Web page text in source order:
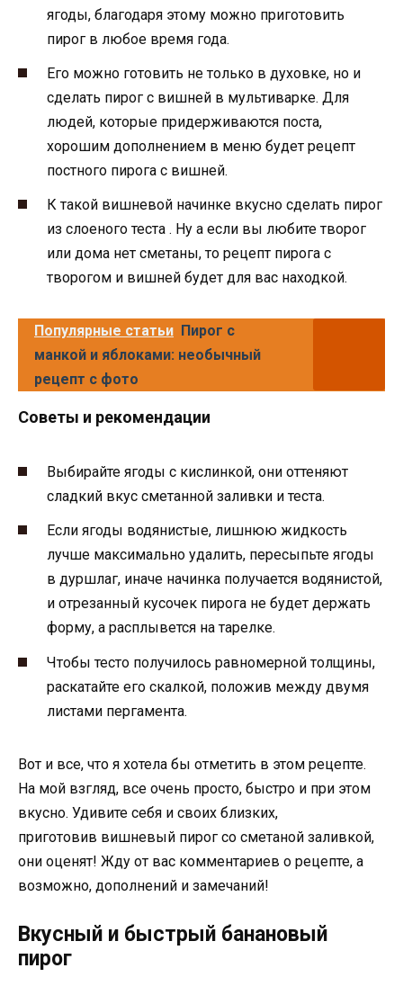
ягоды, благодаря этому можно приготовить
пирог в любое время года.
Его можно готовить не только в духовке, но и
сделать пирог с вишней в мультиварке. Для
людей, которые придерживаются поста,
хорошим дополнением в меню будет рецепт
постного пирога с вишней.
К такой вишневой начинке вкусно сделать пирог
из слоеного теста . Ну а если вы любите творог
или дома нет сметаны, то рецепт пирога с
творогом и вишней будет для вас находкой.
Популярные статьи Пирог с
манкой и яблоками: необычный
рецепт с фото
Советы и рекомендации
Выбирайте ягоды с кислинкой, они оттеняют
сладкий вкус сметанной заливки и теста.
Если ягоды водянистые, лишнюю жидкость
лучше максимально удалить, пересыпьте ягоды
в дуршлаг, иначе начинка получается водянистой,
и отрезанный кусочек пирога не будет держать
форму, а расплывется на тарелке.
Чтобы тесто получилось равномерной толщины,
раскатайте его скалкой, положив между двумя
листами пергамента.
Вот и все, что я хотела бы отметить в этом рецепте.
На мой взгляд, все очень просто, быстро и при этом
вкусно. Удивите себя и своих близких,
приготовив вишневый пирог со сметаной заливкой,
они оценят! Жду от вас комментариев о рецепте, а
возможно, дополнений и замечаний!
Вкусный и быстрый банановый
пирог